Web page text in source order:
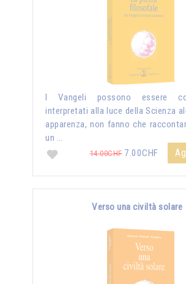
I Vangeli possono essere
interpretati alla luce della Scienza
apparenza, non fanno che
un …
14.00CHF7.00CHF
Verso una civiltà solare